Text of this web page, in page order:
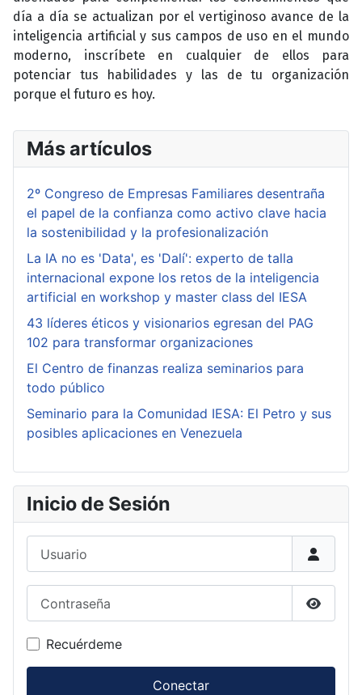
Inicio de Sesión
Recuérdeme
Conectar
día a día se actualizan por el vertiginoso avance de la
inteligencia artificial y sus campos de uso en el mundo
moderno, inscríbete en cualquier de ellos para
potenciar tus habilidades y las de tu organización
porque el futuro es hoy.
Más artículos
2º Congreso de Empresas Familiares desentraña
el papel de la confianza como activo clave hacia
la sostenibilidad y la profesionalización
La IA no es 'Data', es 'Dalí': experto de talla
internacional expone los retos de la inteligencia
artificial en workshop y master class del IESA
43 líderes éticos y visionarios egresan del PAG
102 para transformar organizaciones
El Centro de finanzas realiza seminarios para
todo público
Seminario para la Comunidad IESA: El Petro y sus
posibles aplicaciones en Venezuela